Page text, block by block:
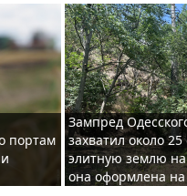
портам
Зампред
захватил около
элитную землю
она оформлена